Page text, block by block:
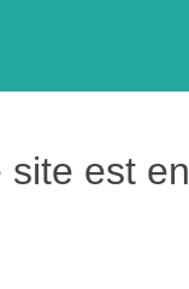
site est